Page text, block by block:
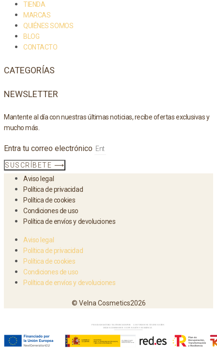
TIENDA
MARCAS
QUIÉNES SOMOS
BLOG
CONTACTO
CATEGORÍAS
NEWSLETTER
Mantente al día con nuestras últimas noticias, recibe ofertas exclusivas y
mucho más.
Entra tu correo electrónico
SUSCRÍBETE ⟶
Aviso legal
Política de privacidad
Política de cookies
Condiciones de uso
Política de envíos y devoluciones
Aviso legal
Política de privacidad
Política de cookies
Condiciones de uso
Política de envíos y devoluciones
© Velna Cosmetics2026